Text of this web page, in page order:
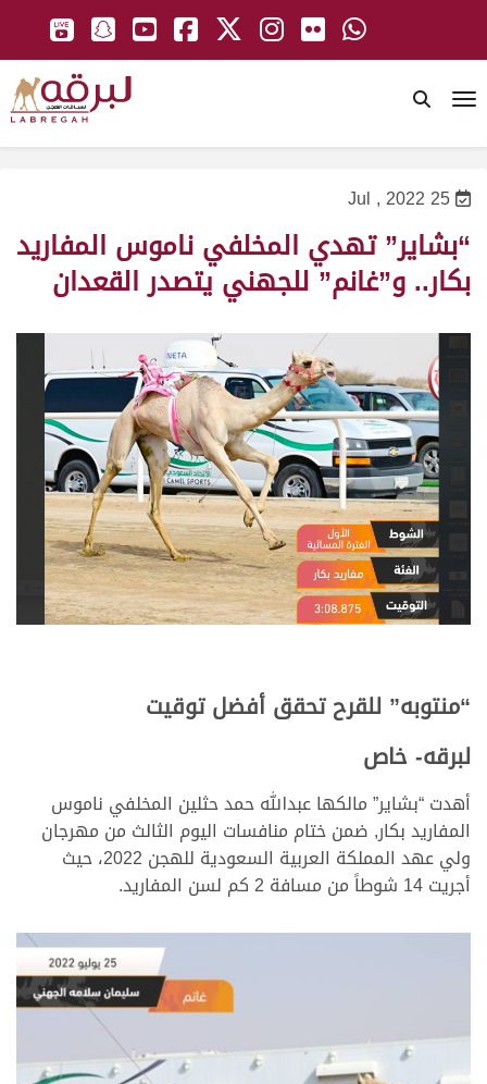
25 Jul , 2022
“بشاير” تهدي المخلفي ناموس المفاريد
بكار.. و”غانم” للجهني يتصدر القعدان
“منتوبه” للقرح تحقق أفضل توقيت
لبرقه- خاص
أهدت “بشاير” مالكها عبدالله حمد حثلين المخلفي ناموس
المفاريد بكار, ضمن ختام منافسات اليوم الثالث من مهرجان
ولي عهد المملكة العربية السعودية للهجن 2022، حيث
أجريت 14 شوطاً من مسافة 2 كم لسن المفاريد.